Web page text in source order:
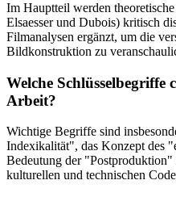
Im Hauptteil werden
Elsaesser und Dubois) kritisch
Filmanalysen ergänzt, um die
Bildkonstruktion zu
Welche Schlüsselbegriffe
Arbeit?
Wichtige Begriffe sind
Indexikalität", das Konzept des
Bedeutung der "Postproduktion"
kulturellen und technischen